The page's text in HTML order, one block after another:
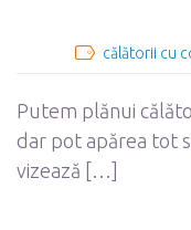
călătorii cu
Putem plănui
dar pot apărea tot
vizează […]